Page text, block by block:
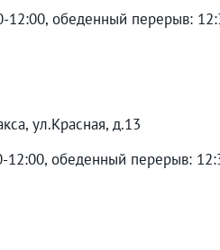
12:00, обеденный перерыв:
ул.Красная, д.13
12:00, обеденный перерыв: